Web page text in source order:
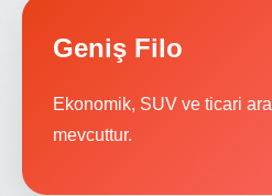
Geniş Filo
Ekonomik, SUV ve ticari
mevcuttur.